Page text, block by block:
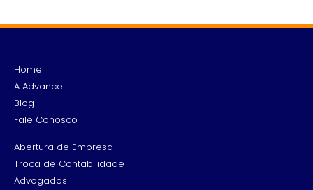
Home
A Advance
Blog
Fale Conosco
Abertura de Empresa
Troca de Contabilidade
Advogados